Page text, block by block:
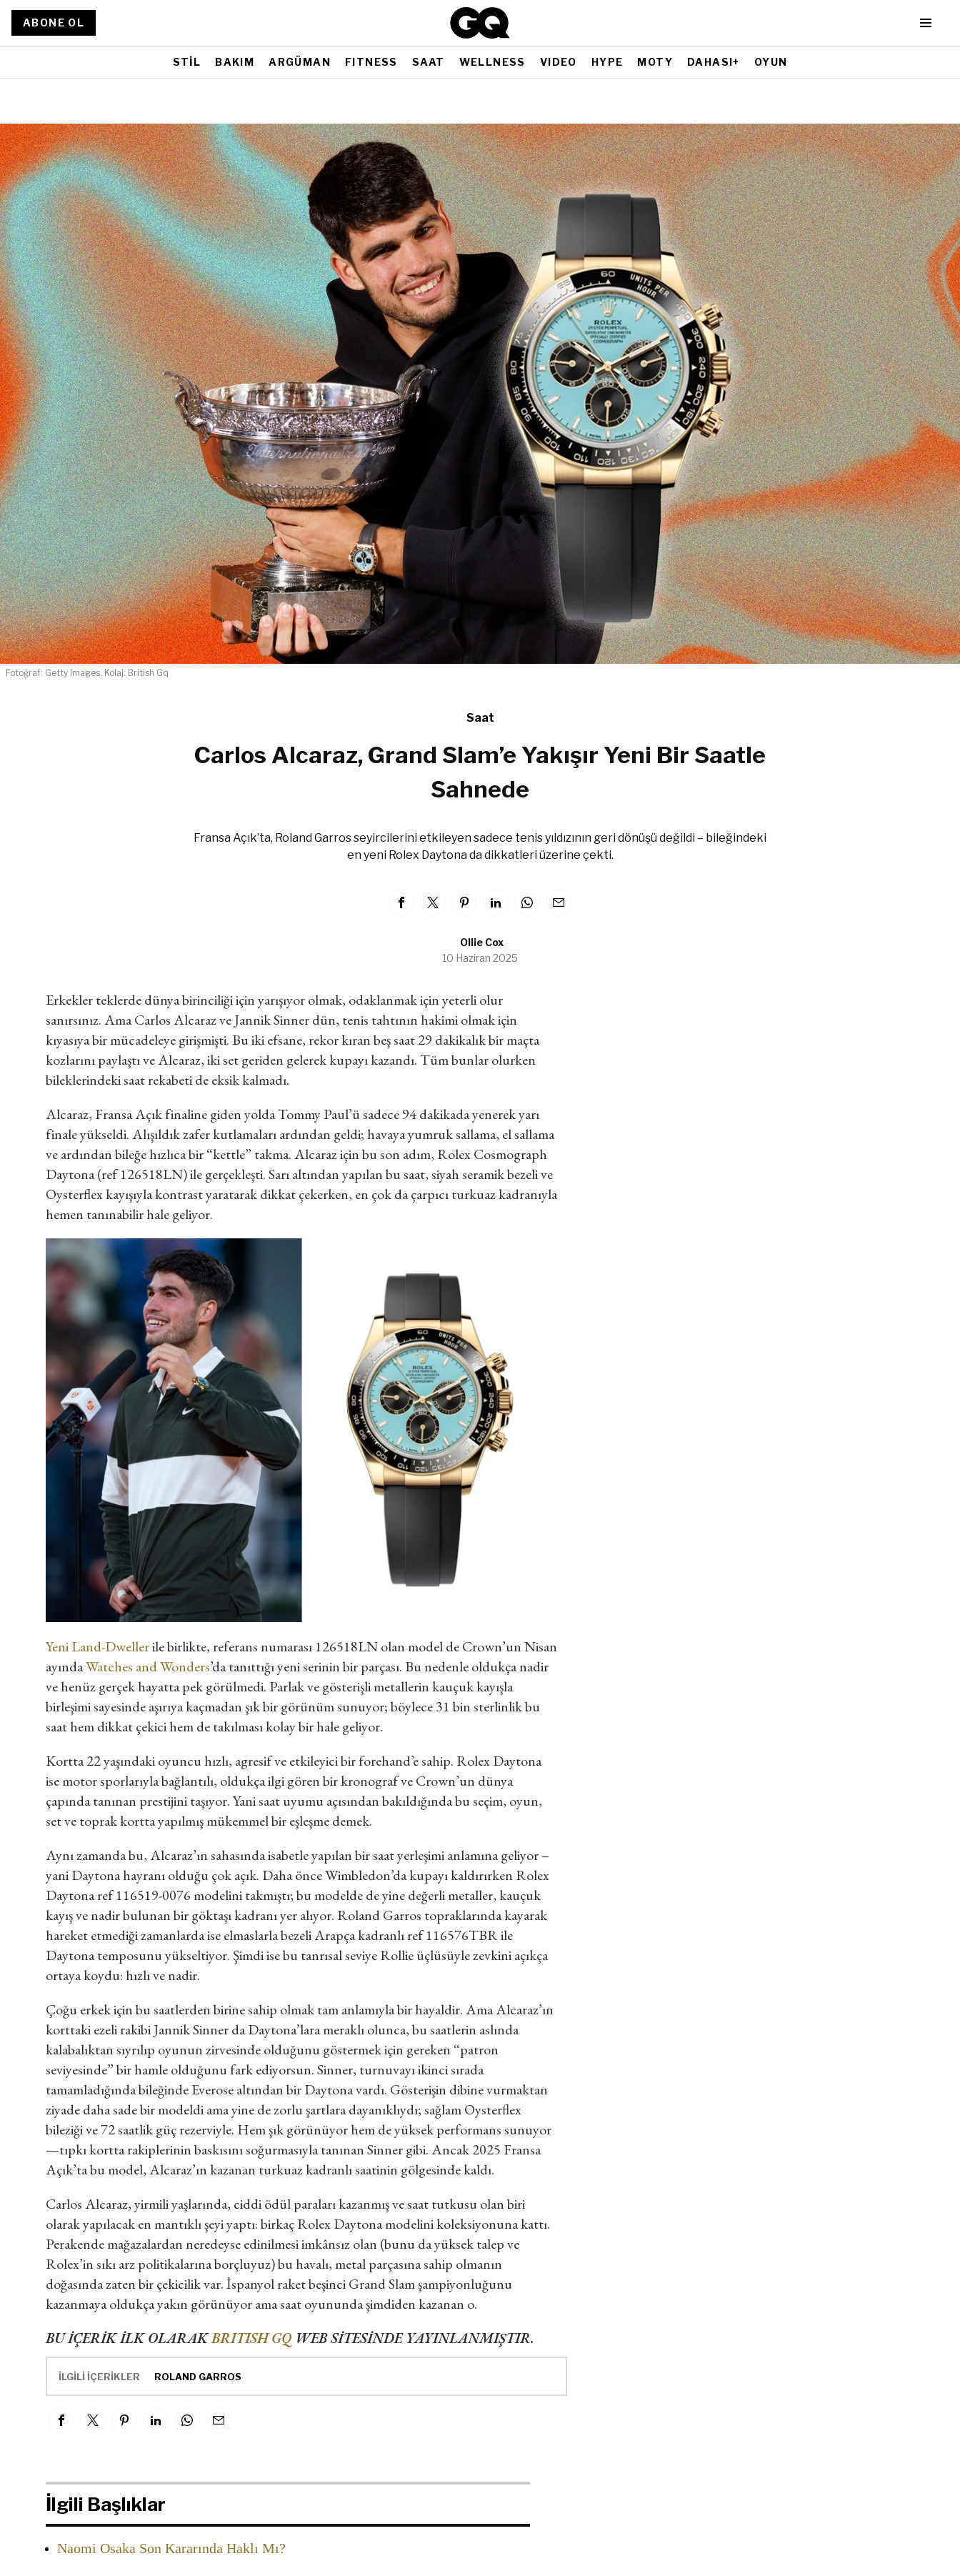
ABONE OL
STİL BAKIM ARGÜMAN FITNESS SAAT WELLNESS VIDEO HYPE MOTY DAHASI+ OYUN
Fotoğraf: Getty Images, Kolaj: British Gq
Saat
Carlos Alcaraz, Grand Slam’e Yakışır Yeni Bir Saatle
Sahnede
Fransa Açık’ta, Roland Garros seyircilerini etkileyen sadece tenis yıldızının geri dönüşü değildi – bileğindeki
en yeni Rolex Daytona da dikkatleri üzerine çekti.
Ollie Cox
10 Haziran 2025
Erkekler teklerde dünya birinciliği için yarışıyor olmak, odaklanmak için yeterli olur
sanırsınız. Ama Carlos Alcaraz ve Jannik Sinner dün, tenis tahtının hakimi olmak için
kıyasıya bir mücadeleye girişmişti. Bu iki efsane, rekor kıran beş saat 29 dakikalık bir maçta
kozlarını paylaştı ve Alcaraz, iki set geriden gelerek kupayı kazandı. Tüm bunlar olurken
bileklerindeki saat rekabeti de eksik kalmadı.
Alcaraz, Fransa Açık finaline giden yolda Tommy Paul’ü sadece 94 dakikada yenerek yarı
finale yükseldi. Alışıldık zafer kutlamaları ardından geldi; havaya yumruk sallama, el sallama
ve ardından bileğe hızlıca bir “kettle” takma. Alcaraz için bu son adım, Rolex Cosmograph
Daytona (ref 126518LN) ile gerçekleşti. Sarı altından yapılan bu saat, siyah seramik bezeli ve
Oysterflex kayışıyla kontrast yaratarak dikkat çekerken, en çok da çarpıcı turkuaz kadranıyla
hemen tanınabilir hale geliyor.
Yeni Land-Dwellerile birlikte, referans numarası 126518LN olan model de Crown’un Nisan
ayındaWatches and Wonders’da tanıttığı yeni serinin bir parçası. Bu nedenle oldukça nadir
ve henüz gerçek hayatta pek görülmedi. Parlak ve gösterişli metallerin kauçuk kayışla
birleşimi sayesinde aşırıya kaçmadan şık bir görünüm sunuyor; böylece 31 bin sterlinlik bu
saat hem dikkat çekici hem de takılması kolay bir hale geliyor.
Kortta 22 yaşındaki oyuncu hızlı, agresif ve etkileyici bir forehand’e sahip. Rolex Daytona
ise motor sporlarıyla bağlantılı, oldukça ilgi gören bir kronograf ve Crown’un dünya
çapında tanınan prestijini taşıyor. Yani saat uyumu açısından bakıldığında bu seçim, oyun,
set ve toprak kortta yapılmış mükemmel bir eşleşme demek.
Aynı zamanda bu, Alcaraz’ın sahasında isabetle yapılan bir saat yerleşimi anlamına geliyor –
yani Daytona hayranı olduğu çok açık. Daha önce Wimbledon’da kupayı kaldırırken Rolex
Daytona ref 116519-0076 modelini takmıştı; bu modelde de yine değerli metaller, kauçuk
kayış ve nadir bulunan bir göktaşı kadranı yer alıyor. Roland Garros topraklarında kayarak
hareket etmediği zamanlarda ise elmaslarla bezeli Arapça kadranlı ref 116576TBR ile
Daytona temposunu yükseltiyor. Şimdi ise bu tanrısal seviye Rollie üçlüsüyle zevkini açıkça
ortaya koydu: hızlı ve nadir.
Çoğu erkek için bu saatlerden birine sahip olmak tam anlamıyla bir hayaldir. Ama Alcaraz’ın
korttaki ezeli rakibi Jannik Sinner da Daytona’lara meraklı olunca, bu saatlerin aslında
kalabalıktan sıyrılıp oyunun zirvesinde olduğunu göstermek için gereken “patron
seviyesinde” bir hamle olduğunu fark ediyorsun. Sinner, turnuvayı ikinci sırada
tamamladığında bileğinde Everose altından bir Daytona vardı. Gösterişin dibine vurmaktan
ziyade daha sade bir modeldi ama yine de zorlu şartlara dayanıklıydı; sağlam Oysterflex
bileziği ve 72 saatlik güç rezerviyle. Hem şık görünüyor hem de yüksek performans sunuyor
—tıpkı kortta rakiplerinin baskısını soğurmasıyla tanınan Sinner gibi. Ancak 2025 Fransa
Açık’ta bu model, Alcaraz’ın kazanan turkuaz kadranlı saatinin gölgesinde kaldı.
Carlos Alcaraz, yirmili yaşlarında, ciddi ödül paraları kazanmış ve saat tutkusu olan biri
olarak yapılacak en mantıklı şeyi yaptı: birkaç Rolex Daytona modelini koleksiyonuna kattı.
Perakende mağazalardan neredeyse edinilmesi imkânsız olan (bunu da yüksek talep ve
Rolex’in sıkı arz politikalarına borçluyuz) bu havalı, metal parçasına sahip olmanın
doğasında zaten bir çekicilik var. İspanyol raket beşinci Grand Slam şampiyonluğunu
kazanmaya oldukça yakın görünüyor ama saat oyununda şimdiden kazanan o.
BU İÇERİK İLK OLARAKBRITISH GQ WEB SİTESİNDE YAYINLANMIŞTIR.
İLGİLİ İÇERİKLER ROLAND GARROS
İlgili Başlıklar
Naomi Osaka Son Kararında Haklı Mı?